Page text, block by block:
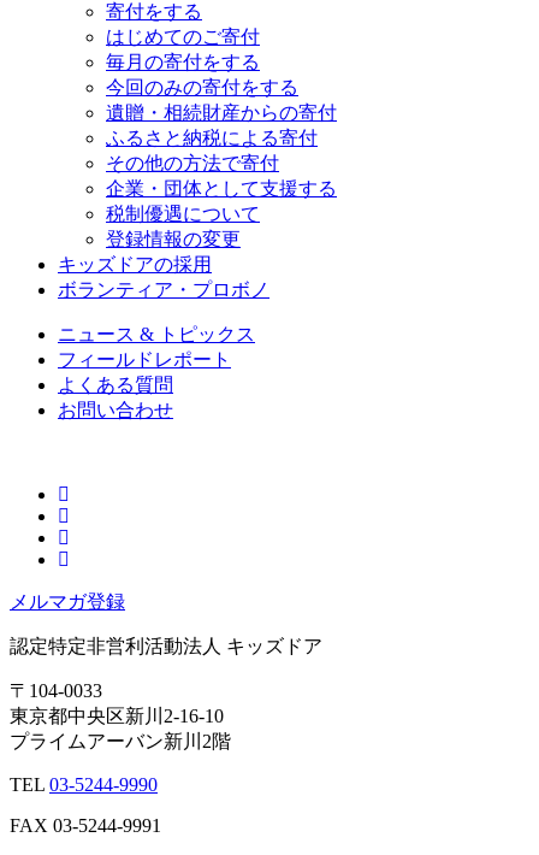
寄付をする
はじめてのご寄付
毎月の寄付をする
今回のみの寄付をする
遺贈・相続財産からの寄付
ふるさと納税による寄付
その他の方法で寄付
企業・団体として支援する
税制優遇について
登録情報の変更
キッズドアの採用
ボランティア・プロボノ
ニュース & トピックス
フィールドレポート
よくある質問
お問い合わせ
メルマガ登録
認定特定非営利活動法人 キッズドア
〒104-0033
東京都中央区新川2-16-10
プライムアーバン新川2階
TEL 03-5244-9990
FAX 03-5244-9991